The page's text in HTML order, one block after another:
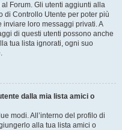
Forum. Gli utenti aggiunti alla
di Controllo Utente per poter più
loro messaggi privati. A
di questi utenti possono anche
tua lista ignorati, ogni suo
dalla mia lista amici o
modi. All’interno del profilo di
alla tua lista amici o